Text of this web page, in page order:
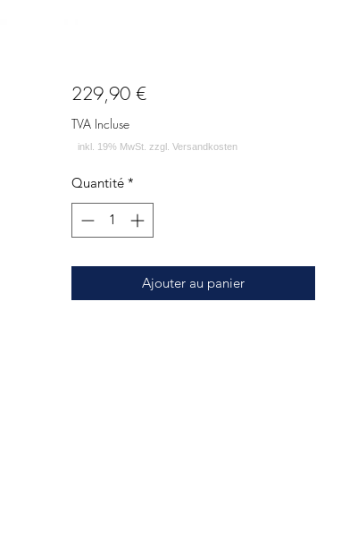
229,90 €Prix
TVA Incluse
Quantité *
Ajouter au panier